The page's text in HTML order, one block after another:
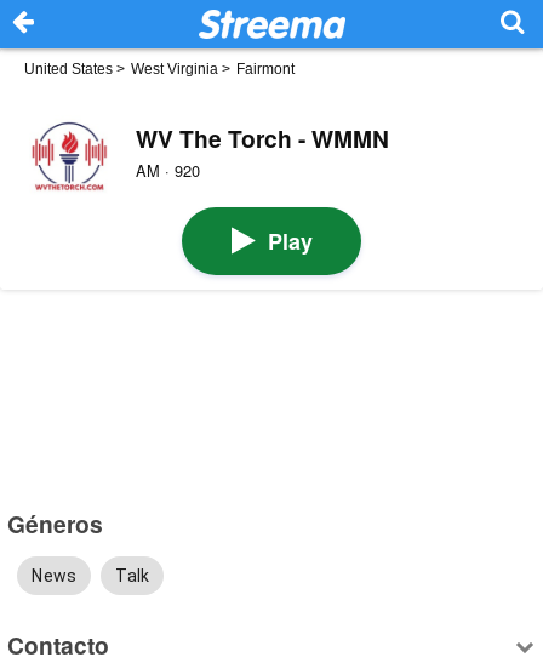
United States > West Virginia > Fairmont
WV The Torch - WMMN
AM · 920
Play
Géneros
News Talk
Contacto